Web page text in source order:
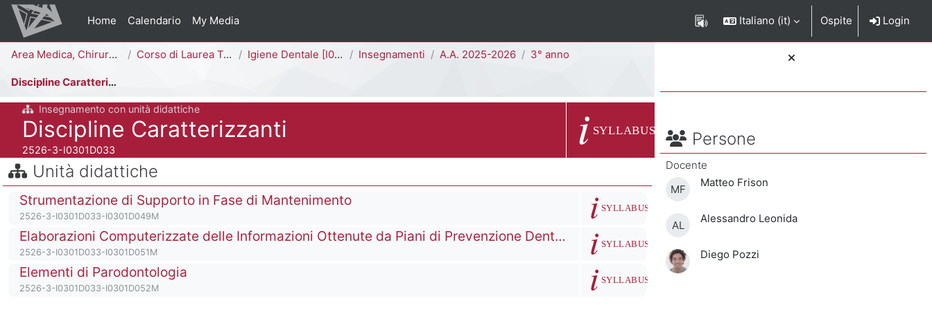
Vai al contenuto principale
Home
Calendario My Media Italiano ‎(it)‎ Ospite Login
Salta PersonePersone
Docente
MF
Matteo Frison
AL Alessandro Leonida
Diego Pozzi
Percorso della paginaArea Medica, Chirurgica e dei Servizi Clinici Corso di Laurea Triennale Igiene Dentale [I0301D] Insegnamenti A.A. 2025-2026 3° anno
Discipline Caratterizzanti
Insegnamento con unità didattiche
Titolo del corso
Discipline Caratterizzanti
Codice identificativo del corso
2526-3-I0301D033
Descrizione del corso
SYLLABUS
Blocchi
Salta Unità didattiche
Unità didattiche
Titolo del corso
Strumentazione di Supporto in Fase di Mantenimento
Codice identificativo del corso
2526-3-I0301D033-I0301D049M
Descrizione del corso
SYLLABUS
Titolo del corso Elaborazioni Computerizzate delle Informazioni Ottenute da Piani di Prevenzione Dentale
Codice identificativo del corso
2526-3-I0301D033-I0301D051M
Descrizione del corso
SYLLABUS
Titolo del corso
Elementi di Parodontologia
Codice identificativo del corso
2526-3-I0301D033-I0301D052M
Descrizione del corso
SYLLABUS